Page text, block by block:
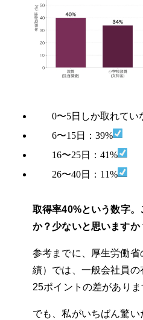
0〜5日しか取れてい
6〜15日：39%
16〜25日：41%
26〜40日：11%
取得率40%という数字
か？少ないと思いますか
参考までに、厚生労働
績）では、一般会社員の
25ポイントの差がありま
でも、私がいちばん驚